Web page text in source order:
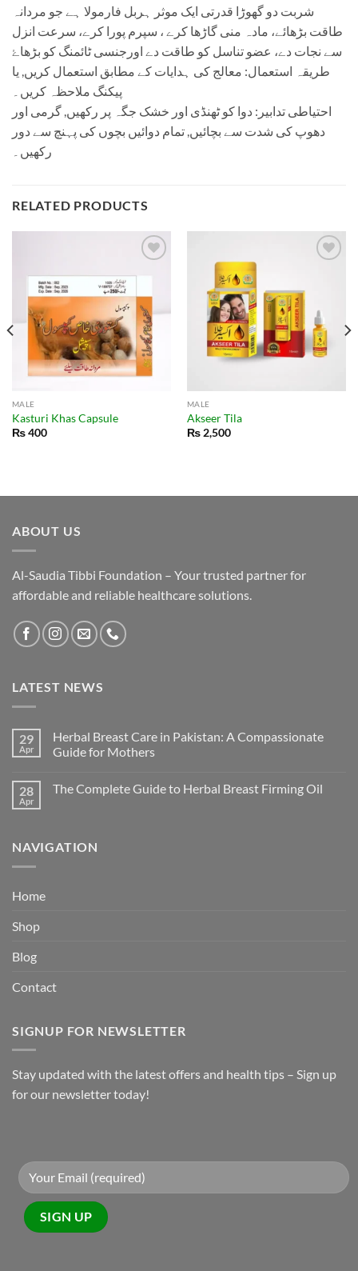
شربت دو گھوڑا قدرتی ایک موثر ہربل فارمولا ہے جو مردانہ
طاقت بڑھائے، مادہ منی گاڑھا کرے ، سپرم پورا کرے، سرعت انزل
سے نجات دے، عضو تناسل کو طاقت دے اورجنسی ٹائمنگ کو بڑھاۓ
طریقہ استعمال: معالج کی ہدایات کے مطابق استعمال کریں, یا
پیکنگ ملاحظہ کریں۔
احتیاطی تدابیر: دوا کو ٹھنڈی اور خشک جگہ پر رکھیں, گرمی اور
دھوپ کی شدت سے بچائیں, تمام دوائیں بچوں کی پہنچ سے دور
رکھیں۔
RELATED PRODUCTS
MALE
Kasturi Khas Capsule
₨400
MALE
Akseer Tila
₨2,500
ABOUT US
Al-Saudia Tibbi Foundation – Your trusted partner for
affordable and reliable healthcare solutions.
LATEST NEWS
29
Apr
Herbal Breast Care in Pakistan: A Compassionate
Guide for Mothers
28
Apr
The Complete Guide to Herbal Breast Firming Oil
NAVIGATION
Home
Shop
Blog
Contact
SIGNUP FOR NEWSLETTER
Stay updated with the latest offers and health tips – Sign up
for our newsletter today!